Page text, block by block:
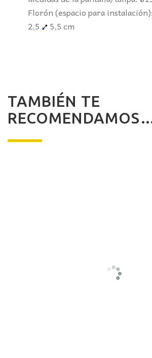
Florón (espacio para
2,5
5,5 cm
TAMBIÉN TE